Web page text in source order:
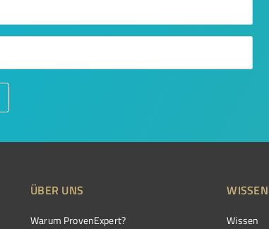
ÜBER UNS
Warum ProvenExpert?
WISSEN
Wissen